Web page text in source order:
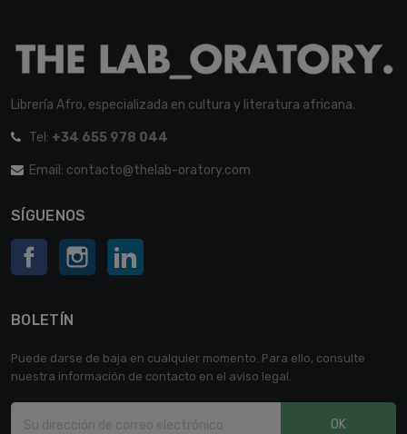
Librería Afro, especializada en cultura y literatura africana.
Tel: +34 655 978 044
Email: contacto@thelab-oratory.com
SÍGUENOS
Facebook Instagram
BOLETÍN
Puede darse de baja en cualquier momento. Para ello, consulte
nuestra información de contacto en el aviso legal.
OK